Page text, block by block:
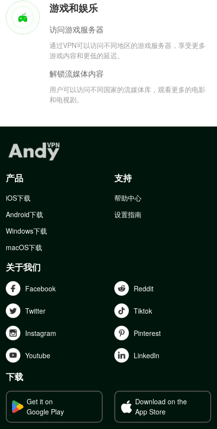
游戏和娱乐
访问游戏服务器
通过VPN可以访问不同地区的游戏服务器，享受更多
游戏内容和更低的延迟。
解锁流媒体内容
用户可以访问不同国家的流媒体库，观看更多的电影
和电视剧。
产品
iOS下载
Android下载
Windows下载
macOS下载
支持
帮助中心
设置指南
关于我们
Facebook Reddit
Twitter Tiktok
Instagram Pinterest
Youtube Linkedln
下载
Get it on
Google Play
Download on the
App Store